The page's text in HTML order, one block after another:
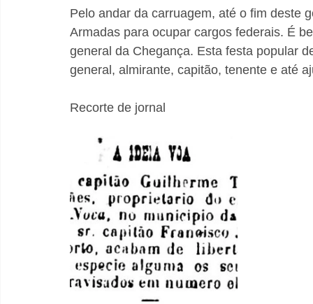
Pelo andar da carruagem, até o fim deste
Armadas para ocupar cargos federais. É
general da Chegança. Esta festa popular
general, almirante, capitão, tenente e até
Recorte de jornal